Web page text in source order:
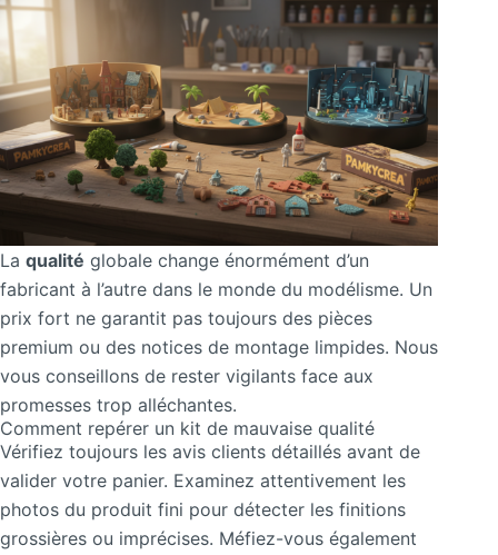
La qualité globale change énormément d’un
fabricant à l’autre dans le monde du modélisme. Un
prix fort ne garantit pas toujours des pièces
premium ou des notices de montage limpides. Nous
vous conseillons de rester vigilants face aux
promesses trop alléchantes.
Comment repérer un kit de mauvaise qualité
Vérifiez toujours les avis clients détaillés avant de
valider votre panier. Examinez attentivement les
photos du produit fini pour détecter les finitions
grossières ou imprécises. Méfiez-vous également